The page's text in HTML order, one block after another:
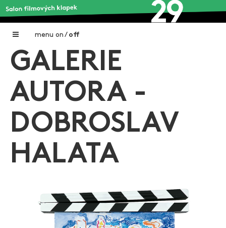
menu on / off
Home
Galerie filmových klapek
Autoři filmových klapek
O projektu
Aktuality
GALERIE
AUTORA -
DOBROSLAV
HALATA